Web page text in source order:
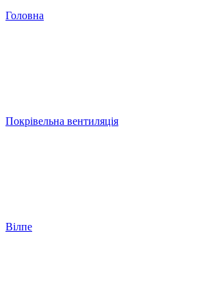
Головна
Покрівельна вентиляція
Вілпе